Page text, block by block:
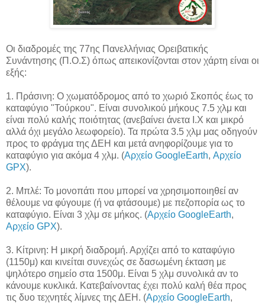
Οι διαδρομές της 77ης Πανελλήνιας Ορειβατικής
Συνάντησης (Π.Ο.Σ) όπως απεικονίζονται στον χάρτη είναι οι
εξής:
1. Πράσινη: Ο χωματόδρομος από το χωριό Σκοπός έως το
καταφύγιο "Τούρκου". Είναι συνολικού μήκους 7.5 χλμ και
είναι πολύ καλής ποιότητας (ανεβαίνει άνετα Ι.Χ και μικρό
αλλά όχι μεγάλο λεωφορείο). Τα πρώτα 3.5 χλμ μας οδηγούν
προς το φράγμα της ΔΕΗ και μετά ανηφορίζουμε για το
καταφύγιο για ακόμα 4 χλμ. (Αρχείο GoogleEarth, Αρχείο
GPX).
2. Μπλέ: Το μονοπάτι που μπορεί να χρησιμοποιηθεί αν
θέλουμε να φύγουμε (ή να φτάσουμε) με πεζοπορία ως το
καταφύγιο. Είναι 3 χλμ σε μήκος. (Αρχείο GoogleEarth,
Αρχείο GPX).
3. Κίτρινη: Η μικρή διαδρομή. Αρχίζει από το καταφύγιο
(1150μ) και κινείται συνεχώς σε δασωμένη έκταση με
ψηλότερο σημείο στα 1500μ. Είναι 5 χλμ συνολικά αν το
κάνουμε κυκλικά. Κατεβαίνοντας έχει πολύ καλή θέα προς
τις δυο τεχνητές λίμνες της ΔΕΗ. (Αρχείο GoogleEarth,